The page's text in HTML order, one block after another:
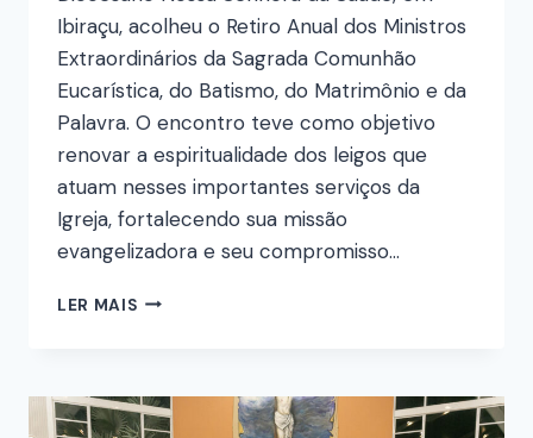
Ibiraçu, acolheu o Retiro Anual dos Ministros
Extraordinários da Sagrada Comunhão
Eucarística, do Batismo, do Matrimônio e da
Palavra. O encontro teve como objetivo
renovar a espiritualidade dos leigos que
atuam nesses importantes serviços da
Igreja, fortalecendo sua missão
evangelizadora e seu compromisso…
LER MAIS